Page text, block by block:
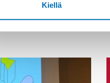
Kiellä